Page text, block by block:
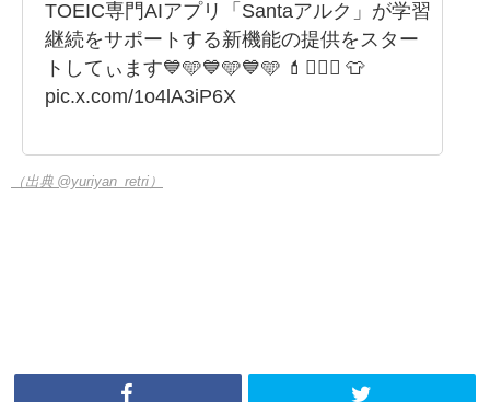
TOEIC専門AIアプリ「Santaアルク」が学習
継続をサポートする新機能の提供をスター
トしてぃます💙🩵💙🩵💙🩵 💄💇🏻‍♀️ 👕
pic.x.com/1o4lA3iP6X
（出典 @yuriyan_retri）